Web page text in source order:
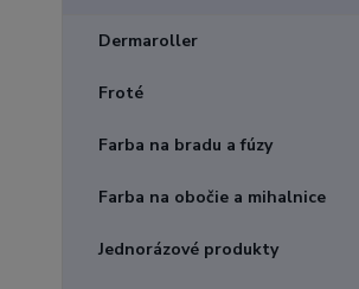
Dermaroller
Froté
Farba na bradu a fúzy
Farba na obočie a mihalnice
Jednorázové produkty